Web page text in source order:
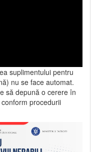
suplimentului pentru
nu se face automat.
să depună o cerere în
procedurii